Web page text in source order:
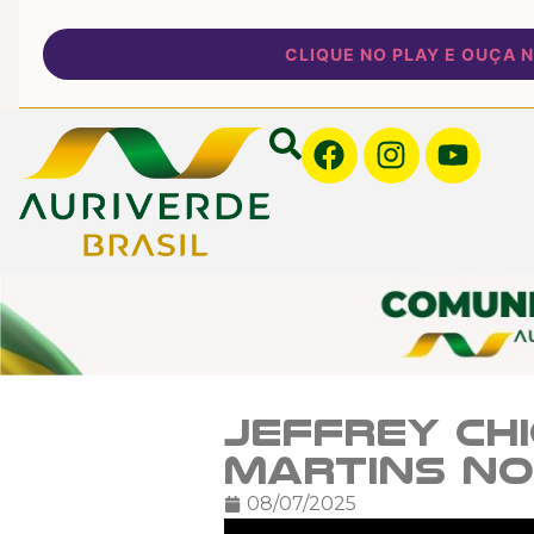
CLIQUE NO PLAY E OUÇA
Jeffrey
Martins no
08/07/2025